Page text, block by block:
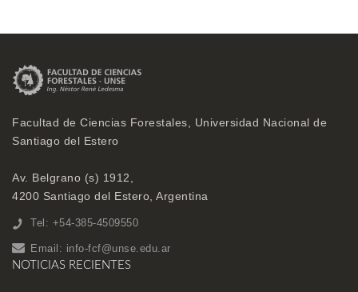
Facultad de Ciencias Forestales, Universidad Nacional de
Santiago del Estero
Av. Belgrano (s) 1912,
4200 Santiago del Estero, Argentina
Tel: +54-385-4509550
Email: info-fcf@unse.edu.ar
NOTICIAS RECIENTES